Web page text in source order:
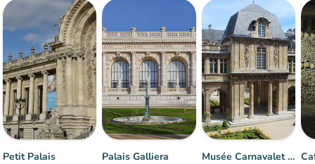
Petit Palais
Palais Galliera
Musée Carnavalet - Histoire de Paris